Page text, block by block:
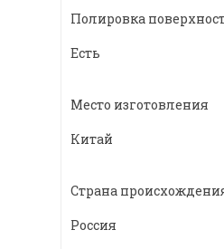
Полировка
Есть
Место изготовления
Китай
Страна
Россия